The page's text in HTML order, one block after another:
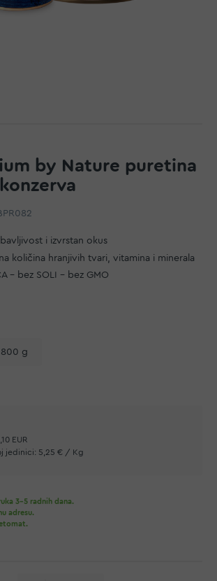
by Nature puretina
i izvrstan okus
količina hranjivih tvari, vitamina i minerala
– bez SOLI – bez GMO
800 g
EUR
jedinici: 5,25 € / Kg
3-5 radnih dana.
adresu.